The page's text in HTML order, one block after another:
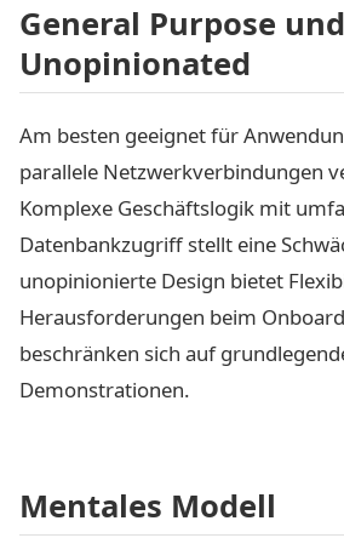
General Purpose und
Unopinionated
Am besten geeignet für
parallele Netzwerkverbindungen
Komplexe Geschäftslogik mit
Datenbankzugriff stellt eine
unopinionierte Design bietet
Herausforderungen beim
beschränken sich auf
Demonstrationen.
Mentales Modell